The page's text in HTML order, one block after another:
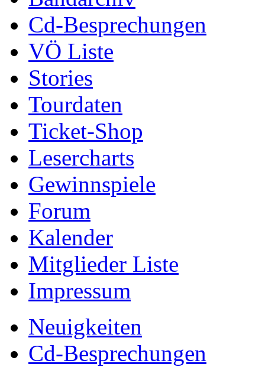
Cd-Besprechungen
VÖ Liste
Stories
Tourdaten
Ticket-Shop
Lesercharts
Gewinnspiele
Forum
Kalender
Mitglieder Liste
Impressum
Neuigkeiten
Cd-Besprechungen